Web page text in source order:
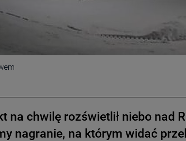
na chwilę rozświetlił niebo nad
nagranie, na którym widać